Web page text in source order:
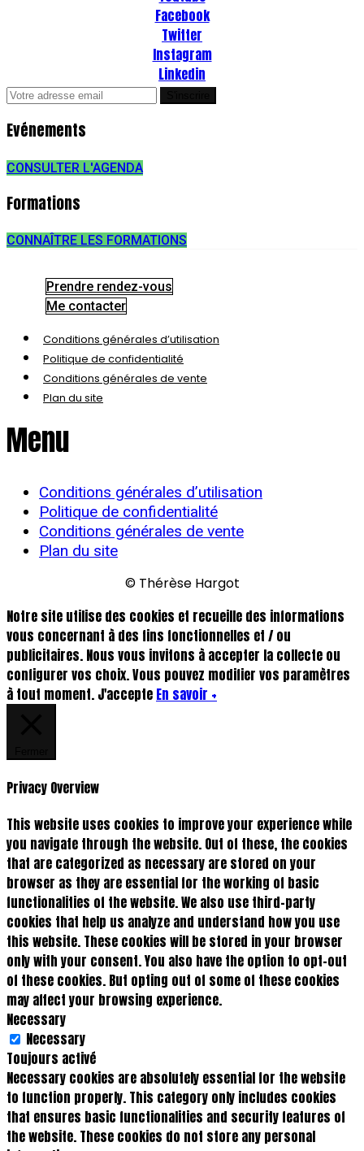
Facebook
Twitter
Instagram
Linkedin
Evénements
CONSULTER L'AGENDA
Formations
CONNAÎTRE LES FORMATIONS
Prendre rendez-vous
Me contacter
Conditions générales d’utilisation
Politique de confidentialité
Conditions générales de vente
Plan du site
Menu
Conditions générales d’utilisation
Politique de confidentialité
Conditions générales de vente
Plan du site
© Thérèse Hargot
Notre site utilise des cookies et recueille des informations
vous concernant à des fins fonctionnelles et / ou
publicitaires. Nous vous invitons à accepter la collecte ou
configurer vos choix. Vous pouvez modifier vos paramètres
à tout moment. J'accepte En savoir +
Privacy Overview
This website uses cookies to improve your experience while
you navigate through the website. Out of these, the cookies
that are categorized as necessary are stored on your
browser as they are essential for the working of basic
functionalities of the website. We also use third-party
cookies that help us analyze and understand how you use
this website. These cookies will be stored in your browser
only with your consent. You also have the option to opt-out
of these cookies. But opting out of some of these cookies
may affect your browsing experience.
Necessary
Necessary
Toujours activé
Necessary cookies are absolutely essential for the website
to function properly. This category only includes cookies
that ensures basic functionalities and security features of
the website. These cookies do not store any personal